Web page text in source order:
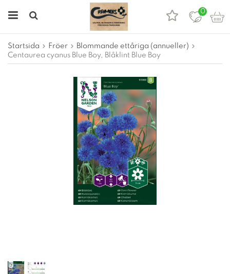
0
Startsida Fröer
Blommande ettåriga (annueller)
Centaurea cyanus Blue Boy, Blåklint Blue Boy